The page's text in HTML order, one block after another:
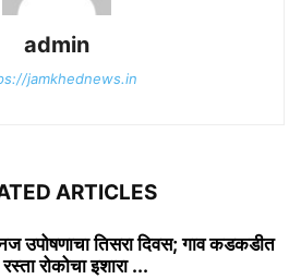
admin
jamkhednews.in
ARTICLES
उपोषणाचा तिसरा दिवस; गाव कडकडीत
रोकोचा इशारा ...